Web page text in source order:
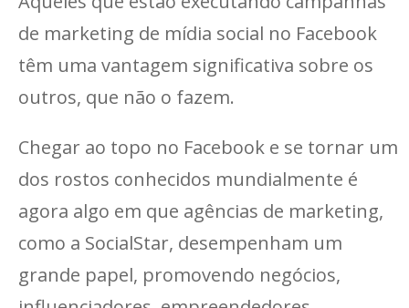
de marketing de mídia social no Facebook
têm uma vantagem significativa sobre os
outros, que não o fazem.
Chegar ao topo no Facebook e se tornar um
dos rostos conhecidos mundialmente é
agora algo em que agências de marketing,
como a SocialStar, desempenham um
grande papel, promovendo negócios,